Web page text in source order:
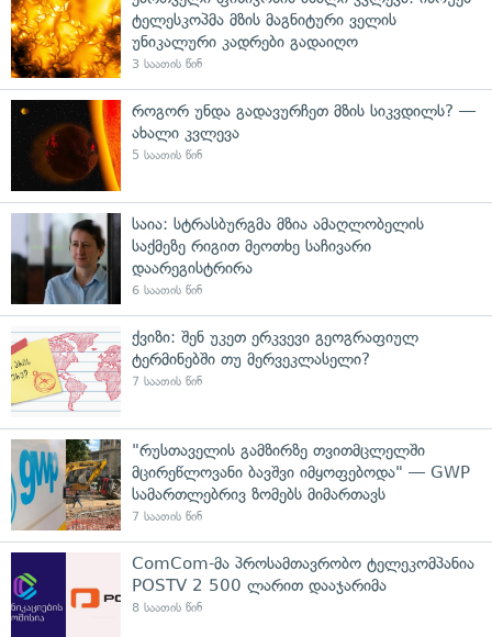
ტელესკოპმა მზის მაგნიტური ველის
უნიკალური კადრები გადაიღო
3 საათის წინ
როგორ უნდა გადავურჩეთ მზის სიკვდილს? —
ახალი კვლევა
5 საათის წინ
საია: სტრასბურგმა მზია ამაღლობელის
საქმეზე რიგით მეოთხე საჩივარი
დაარეგისტრირა
6 საათის წინ
ქვიზი: შენ უკეთ ერკვევი გეოგრაფიულ
ტერმინებში თუ მერვეკლასელი?
7 საათის წინ
"რუსთაველის გამზირზე თვითმცლელში
მცირეწლოვანი ბავშვი იმყოფებოდა" — GWP
სამართლებრივ ზომებს მიმართავს
7 საათის წინ
ComCom-მა პროსამთავრობო ტელეკომპანია
POSTV 2 500 ლარით დააჯარიმა
8 საათის წინ